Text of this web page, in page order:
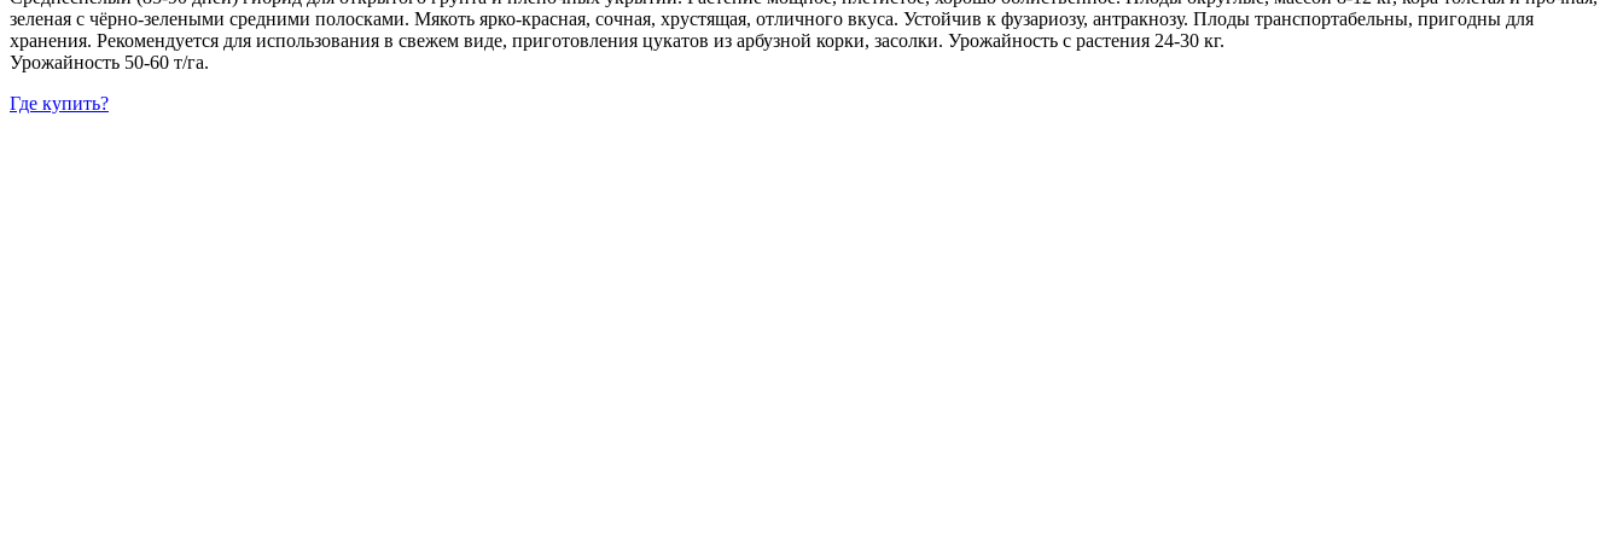
зеленая с чёрно-зелеными средними полосками. Мякоть ярко-красная, сочная, хрустящая, отличного вкуса. Устойчив к фузариозу, антракнозу. Плоды транспортабельны, пригодны для
хранения. Рекомендуется для использования в свежем виде, приготовления цукатов из арбузной корки, засолки. Урожайность с растения 24-30 кг.
Урожайность 50-60 т/га.
Где купить?